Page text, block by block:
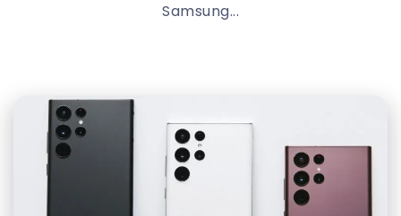
Samsung...